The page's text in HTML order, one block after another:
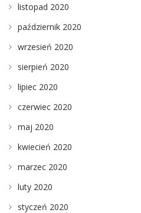
listopad 2020
październik 2020
wrzesień 2020
sierpień 2020
lipiec 2020
czerwiec 2020
maj 2020
kwiecień 2020
marzec 2020
luty 2020
styczeń 2020